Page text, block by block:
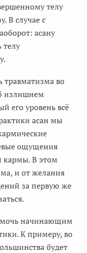
телу
В случае с
асану
телу
травматизма во
излишнем
его уровень всё
асан мы
ощущения
кармы. В этом
и от желания
за первую же
начинающим
К примеру, во
будет